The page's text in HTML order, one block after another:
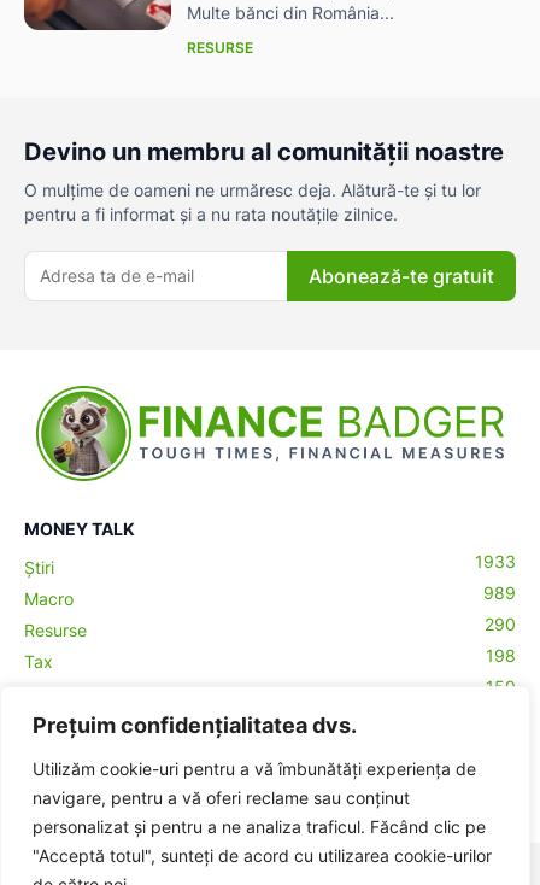
Prețuim confidențialitatea dvs.
Utilizăm cookie-uri pentru a vă îmbunătăți experiența de
navigare, pentru a vă oferi reclame sau conținut
personalizat și pentru a ne analiza traficul. Făcând clic pe
"Acceptă totul", sunteți de acord cu utilizarea cookie-urilor
Multe bănci din România...
RESURSE
Devino un membru al comunității noastre
O mulțime de oameni ne urmăresc deja. Alătură-te și tu lor
pentru a fi informat și a nu rata noutățile zilnice.
Abonează-te gratuit
MONEY TALK
Știri
1933
Macro
989
Resurse
290
Tax
198
159
Contabilitate
Crypto
© BadgerHub - Toate drepturile rezervate -